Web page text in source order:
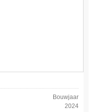
Bouwjaar
2024